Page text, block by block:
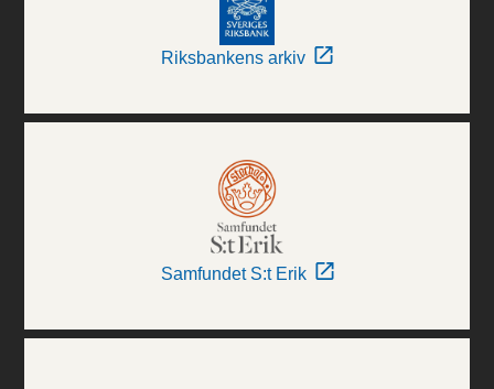
Riksbankens arkiv
Samfundet S:t Erik